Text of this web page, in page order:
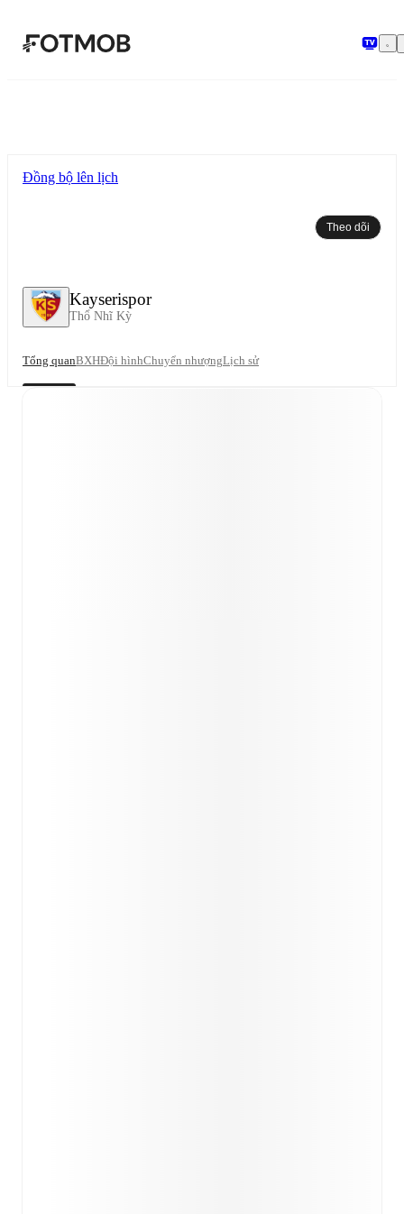
Kayserispor
Thổ Nhĩ Kỳ
Đồng bộ lên lịch
Theo dõi
Tổng quanBXHĐội hìnhChuyển nhượngLịch sử